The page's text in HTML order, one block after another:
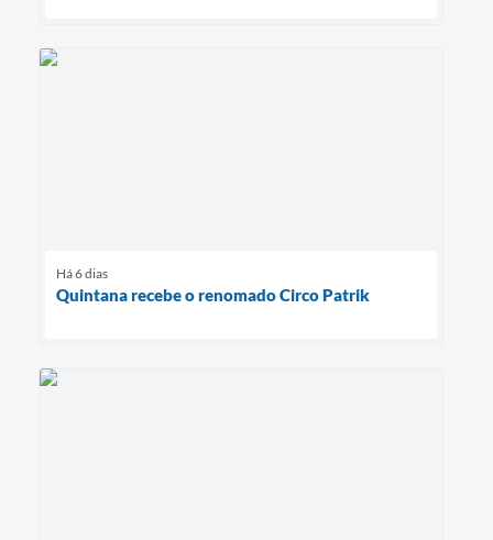
Há 6 dias
Quintana recebe o renomado Circo Patrik